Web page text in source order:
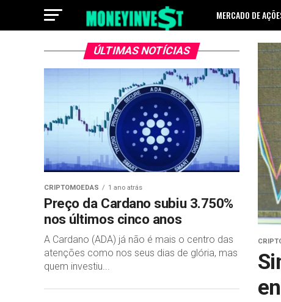
MERCADO DE
ÚLTIMAS NOTÍCIAS
CRIPTOMOEDAS 1 ano atrás
Preço da Cardano subiu 3.750%
nos últimos cinco anos
A Cardano (ADA) já não é mais o centro das
atenções como nos seus dias de glória, mas
quem investiu...